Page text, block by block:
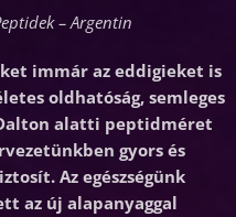
– Argentin
immár az eddigieket is
oldhatóság, semleges
alatti peptidméret
gyors és
Az egészségünk
az új alapanyaggal